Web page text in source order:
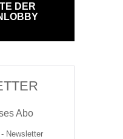
DER
Abo
Newsletter